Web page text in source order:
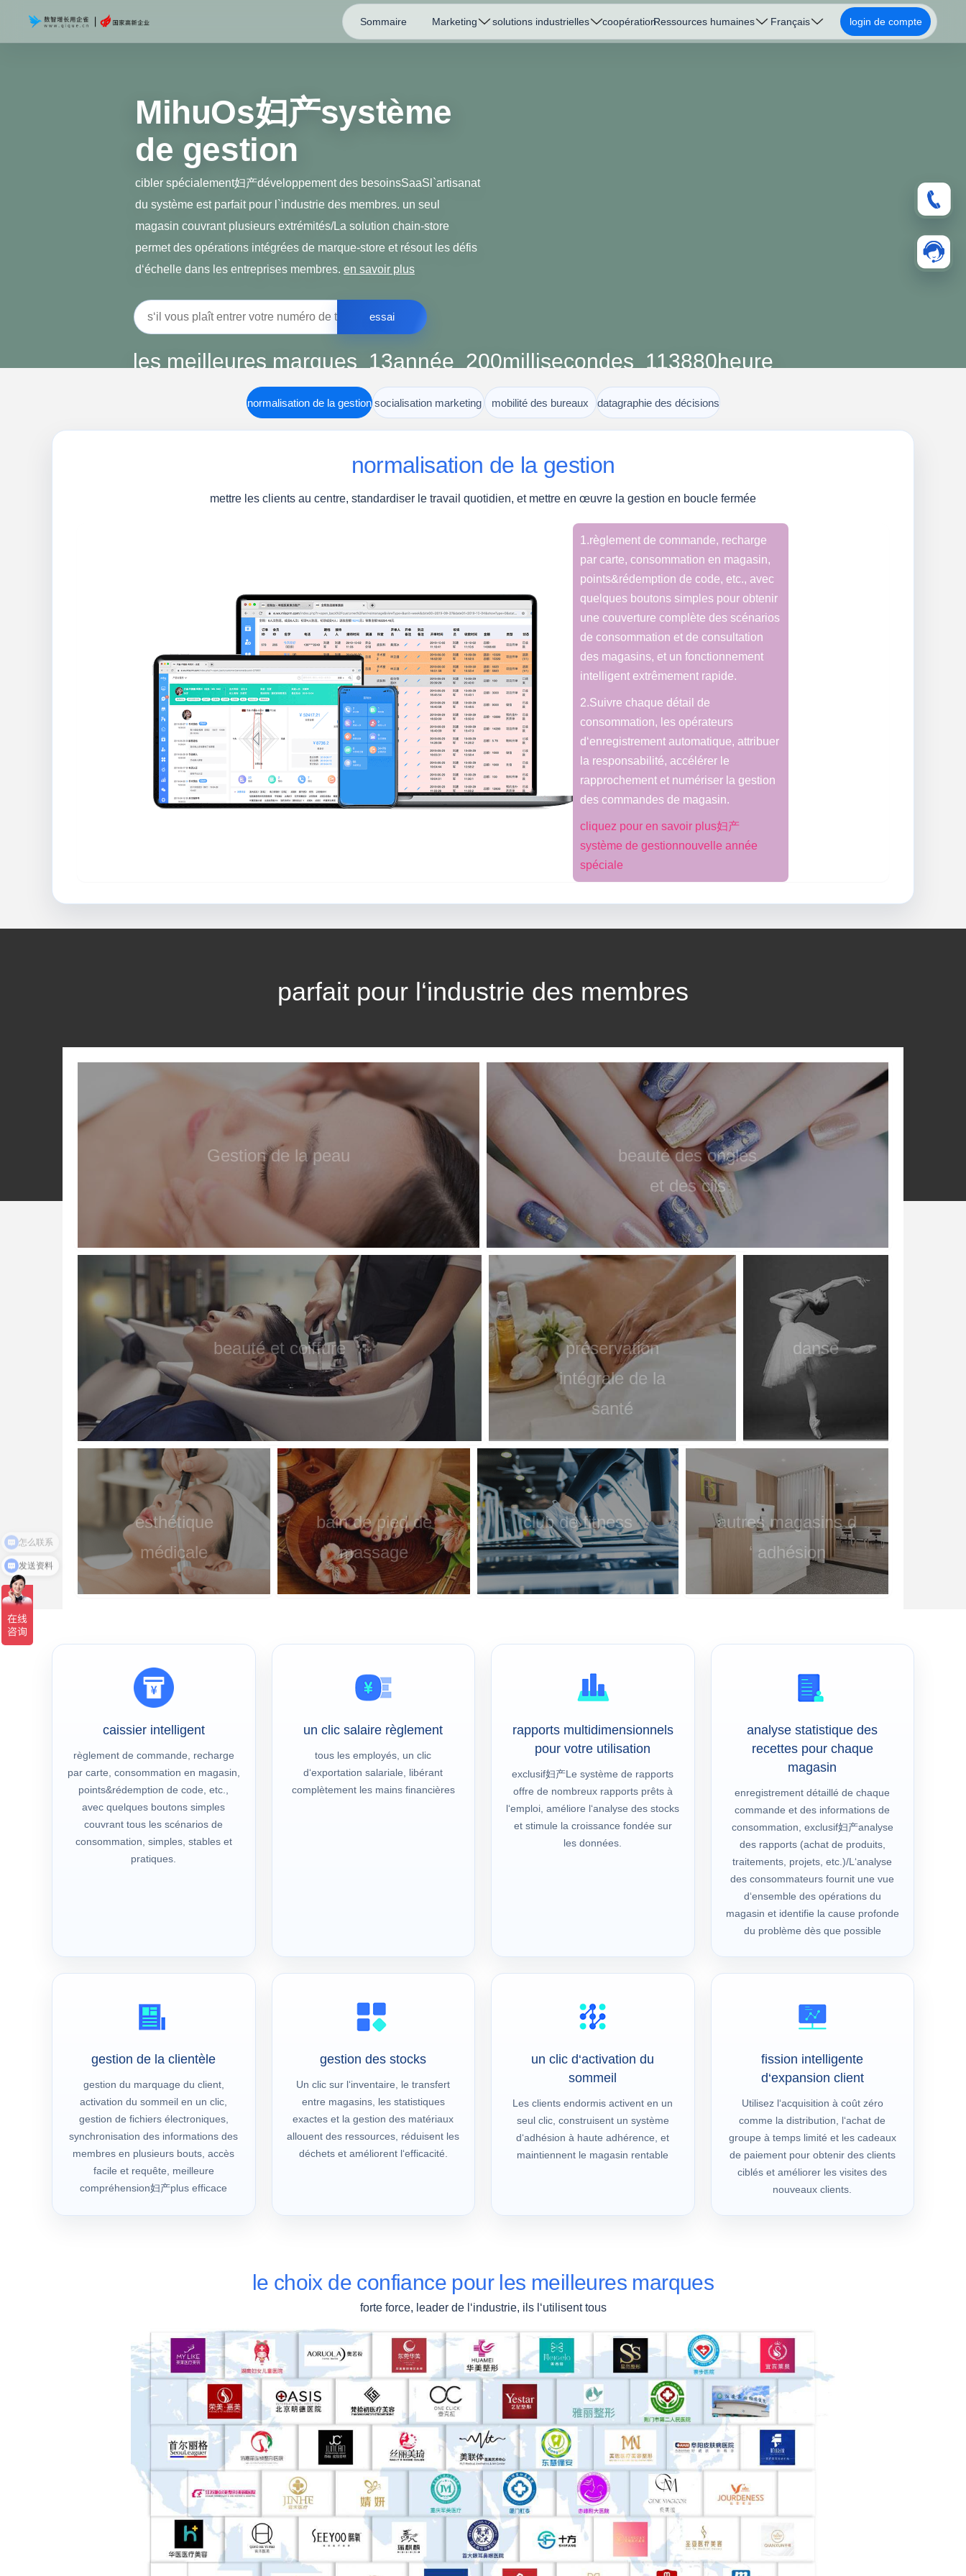
Sommaire Marketing solutions industrielles coopérationRessources humaines Français login de compte
MihuOs妇产système
de gestion
cibler spécialement妇产développement des besoinsSaaSl`artisanat
du système est parfait pour l`industrie des membres. un seul
magasin couvrant plusieurs extrémités/La solution chain-store
permet des opérations intégrées de marque-store et résout les défis
d‘échelle dans les entreprises membres. en savoir plus
essai
gratuit
les meilleures marques 13année 200millisecondes 113880heure
normalisation de la gestion socialisation marketing mobilité des bureaux datagraphie des décisions
normalisation de la gestion
mettre les clients au centre, standardiser le travail quotidien, et mettre en œuvre la gestion en boucle fermée
1.règlement de commande, recharge
par carte, consommation en magasin,
points&rédemption de code, etc., avec
quelques boutons simples pour obtenir
une couverture complète des scénarios
de consommation et de consultation
des magasins, et un fonctionnement
intelligent extrêmement rapide.
2.Suivre chaque détail de
consommation, les opérateurs
d‘enregistrement automatique, attribuer
la responsabilité, accélérer le
rapprochement et numériser la gestion
des commandes de magasin.
cliquez pour en savoir plus妇产
système de gestionnouvelle année
spéciale
parfait pour l‘industrie des membres
Gestion de la peau
beauté des ongles
et des cils
beauté et coiffure
préservation
intégrale de la
santé
danse
esthétique
médicale
bain de pied de
massage
club de fitness
autres magasins d
‘ adhésion
caissier intelligent
règlement de commande, recharge
par carte, consommation en magasin,
points&rédemption de code, etc.,
avec quelques boutons simples
couvrant tous les scénarios de
consommation, simples, stables et
pratiques.
un clic salaire règlement
tous les employés, un clic
d‘exportation salariale, libérant
complètement les mains financières
rapports multidimensionnels
pour votre utilisation
exclusif妇产Le système de rapports
offre de nombreux rapports prêts à
l‘emploi, améliore l‘analyse des stocks
et stimule la croissance fondée sur
les données.
analyse statistique des
recettes pour chaque
magasin
enregistrement détaillé de chaque
commande et des informations de
consommation, exclusif妇产analyse
des rapports (achat de produits,
traitements, projets, etc.)/L‘analyse
des consommateurs fournit une vue
d‘ensemble des opérations du
magasin et identifie la cause profonde
du problème dès que possible
gestion de la clientèle
gestion du marquage du client,
activation du sommeil en un clic,
gestion de fichiers électroniques,
synchronisation des informations des
membres en plusieurs bouts, accès
facile et requête, meilleure
compréhension妇产plus efficace
gestion des stocks
Un clic sur l‘inventaire, le transfert
entre magasins, les statistiques
exactes et la gestion des matériaux
allouent des ressources, réduisent les
déchets et améliorent l‘efficacité.
un clic d‘activation du
sommeil
Les clients endormis activent en un
seul clic, construisent un système
d‘adhésion à haute adhérence, et
maintiennent le magasin rentable
fission intelligente
d‘expansion client
Utilisez l‘acquisition à coût zéro
comme la distribution, l‘achat de
groupe à temps limité et les cadeaux
de paiement pour obtenir des clients
ciblés et améliorer les visites des
nouveaux clients.
le choix de confiance pour les meilleures marques
forte force, leader de l‘industrie, ils l‘utilisent tous
发送资料